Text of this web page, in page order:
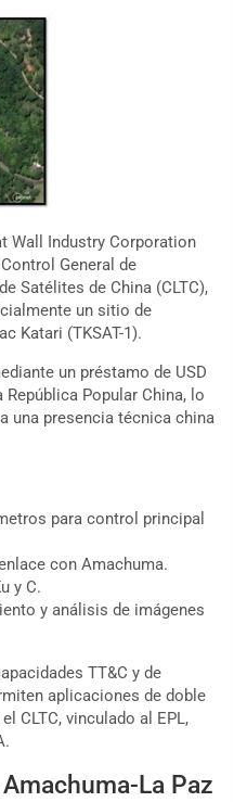
Wall Industry Corporation
General de
Satélites de China (CLTC),
un sitio de
Katari (TKSAT-1).
un préstamo de USD
Popular China, lo
una presencia técnica china
para control principal
con Amachuma.
y C.
y análisis de imágenes
TT&C y de
aplicaciones de doble
CLTC, vinculado al EPL,
La Paz